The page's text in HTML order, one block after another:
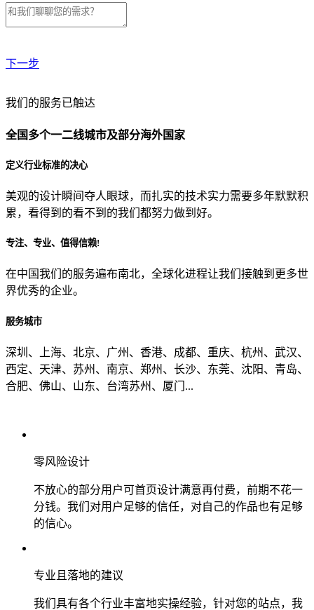
下一步
贵公司预算范围是？
贵公司的团队规模是？
目前主要的营销渠道是？
我们的服务已触达
全国多个一二线城市及部分海外国家
定义行业标准的决心
美观的设计瞬间夺人眼球，而扎实的技术实力需要多年默默积
累，看得到的看不到的我们都努力做到好。
专注、专业、值得信赖!
在中国我们的服务遍布南北，全球化进程让我们接触到更多世
界优秀的企业。
服务城市
深圳、上海、北京、广州、香港、成都、重庆、杭州、武汉、
西定、天津、苏州、南京、郑州、长沙、东莞、沈阳、青岛、
合肥、佛山、山东、台湾苏州、厦门...
零风险设计
不放心的部分用户可首页设计满意再付费，前期不花一
分钱。我们对用户足够的信任，对自己的作品也有足够
的信心。
专业且落地的建议
我们具有各个行业丰富地实操经验，针对您的站点，我